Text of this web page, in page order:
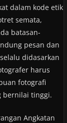
dalam kode etik
semata,
batasan-
pesan dan
didasarkan
harus
fotografi
bernilai tinggi.
Angkatan